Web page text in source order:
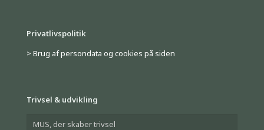
Privatlivspolitik
> Brug af persondata og cookies på siden
Trivsel & udvikling
MUS, der skaber trivsel